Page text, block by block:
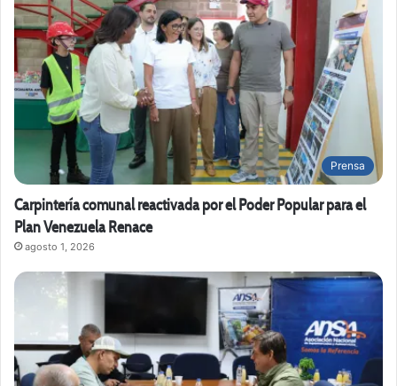
Prensa
Carpintería comunal reactivada por el Poder Popular para el
Plan Venezuela Renace
agosto 1, 2026